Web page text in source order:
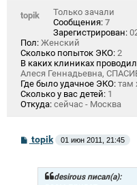
topik
Только зачали
Сообщения: 7
Зарегистрирован:
Пол: Женский
Сколько попыток ЭКО: 2
В каких клиниках
Алеся Геннадьевна,
Где было удачное ЭКО: там
Сколько у вас детей: 1
Откуда: сейчас - Москва
С
о
topik 01 июн 2011, 21:45
desirous писал(а):